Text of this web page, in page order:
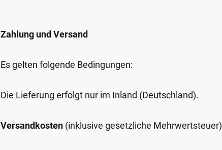
Zahlung und Versand
Es gelten folgende Bedingungen:
Die Lieferung erfolgt nur im Inland (Deutschland).
Versandkosten (inklusive gesetzliche Mehrwertsteuer)